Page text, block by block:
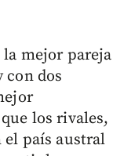
la mejor pareja
con dos
los rivales,
el país austral